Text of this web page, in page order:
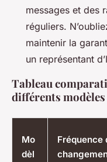
messages et des
réguliers.
maintenir la
un représentant
Tableau
différents
Mo
dèl
Fréquence